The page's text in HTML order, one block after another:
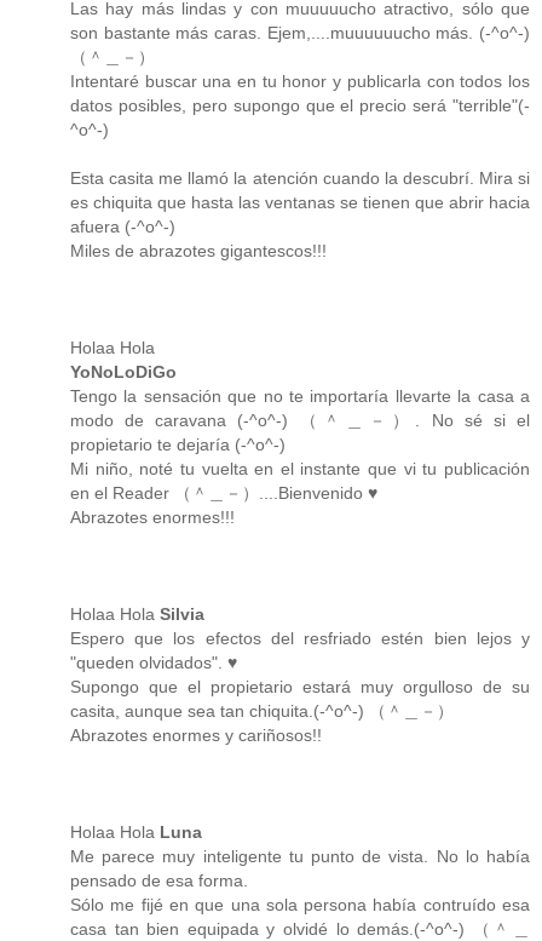
Las hay más lindas y con muuuuucho atractivo, sólo que
son bastante más caras. Ejem,....muuuuuucho más. (-^o^-)
（＾＿－）
Intentaré buscar una en tu honor y publicarla con todos los
datos posibles, pero supongo que el precio será "terrible"(-
^o^-)
Esta casita me llamó la atención cuando la descubrí. Mira si
es chiquita que hasta las ventanas se tienen que abrir hacia
afuera (-^o^-)
Miles de abrazotes gigantescos!!!
Holaa Hola
YoNoLoDiGo
Tengo la sensación que no te importaría llevarte la casa a
modo de caravana (-^o^-) （＾＿－）. No sé si el
propietario te dejaría (-^o^-)
Mi niño, noté tu vuelta en el instante que vi tu publicación
en el Reader （＾＿－）....Bienvenido ♥
Abrazotes enormes!!!
Holaa Hola Silvia
Espero que los efectos del resfriado estén bien lejos y
"queden olvidados". ♥
Supongo que el propietario estará muy orgulloso de su
casita, aunque sea tan chiquita.(-^o^-) （＾＿－）
Abrazotes enormes y cariñosos!!
Holaa Hola Luna
Me parece muy inteligente tu punto de vista. No lo había
pensado de esa forma.
Sólo me fijé en que una sola persona había contruído esa
casa tan bien equipada y olvidé lo demás.(-^o^-) （＾＿